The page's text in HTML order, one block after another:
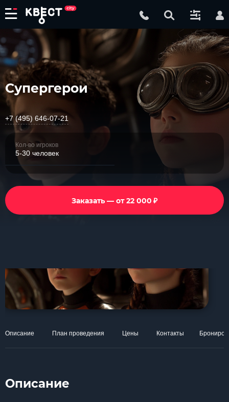
Супергерои
+7 (495) 646-07-21
Кол-во игроков
5-30 человек
Заказать — от 22 000 ₽
Описание План проведения Цены Контакты
Описание